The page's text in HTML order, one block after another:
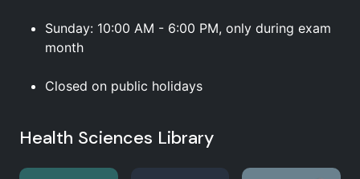
Sunday: 10:00 AM - 6:00 PM, only during exam
month
Closed on public holidays
Health Sciences Library